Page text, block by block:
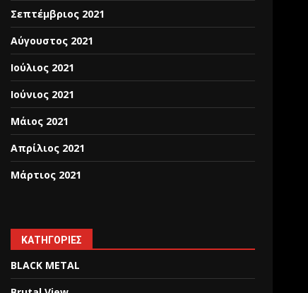
Σεπτέμβριος 2021
Αύγουστος 2021
Ιούλιος 2021
Ιούνιος 2021
Μάιος 2021
Απρίλιος 2021
Μάρτιος 2021
KΑΤΗΓΟΡΊΕΣ
BLACK METAL